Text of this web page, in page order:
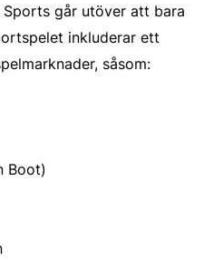
Sports går utöver att bara
inkluderar ett
såsom:
Boot)